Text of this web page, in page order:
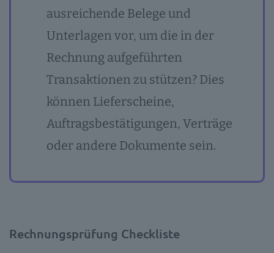
ausreichende Belege und
Unterlagen vor, um die in der
Rechnung aufgeführten
Transaktionen zu stützen? Dies
können Lieferscheine,
Auftragsbestätigungen, Verträge
oder andere Dokumente sein.
Rechnungsprüfung Checkliste